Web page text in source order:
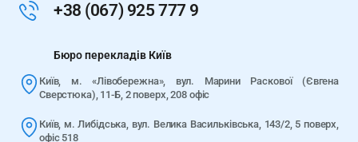
+38 (067) 925 777 9
Бюро перекладів Київ
Київ, м. «Лівобережна», вул. Марини Раскової (Євгена
Сверстюка), 11-Б, 2 поверх, 208 офіс
Київ, м. Либідська, вул. Велика Васильківська, 143/2, 5 поверх,
офіс 518